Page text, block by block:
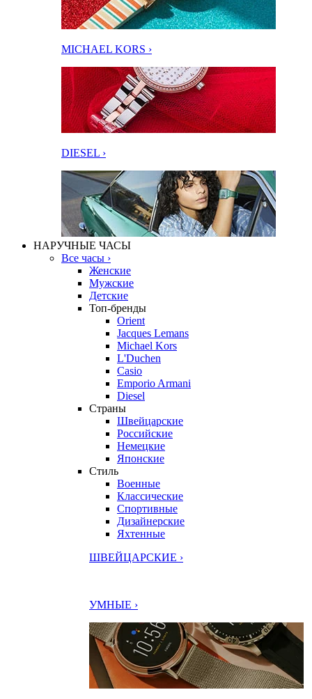
MICHAEL KORS ›
DIESEL ›
НАРУЧНЫЕ ЧАСЫ
Все часы ›
Женские
Мужские
Детские
Топ-бренды
Orient
Jacques Lemans
Michael Kors
L'Duchen
Casio
Emporio Armani
Diesel
Страны
Швейцарские
Российские
Немецкие
Японские
Стиль
Военные
Классические
Спортивные
Дизайнерские
Яхтенные
ШВЕЙЦАРСКИЕ ›
УМНЫЕ ›